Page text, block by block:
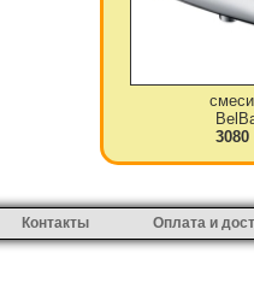
3080
Контакты Оплата и